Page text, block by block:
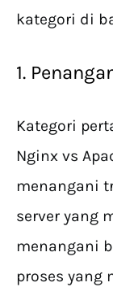
kategori di
1.
Kategori
Nginx vs
menangani
server yang
menangani
proses yang